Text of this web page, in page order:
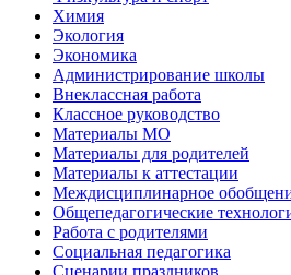
Химия
Экология
Экономика
Администрирование школы
Внеклассная работа
Классное руководство
Материалы МО
Материалы для родителей
Материалы к аттестации
Междисциплинарное
Общепедагогические
Работа с родителями
Социальная педагогика
Сценарии праздников